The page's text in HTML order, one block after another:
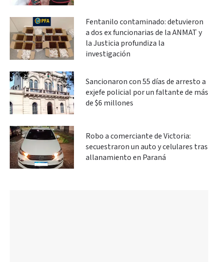
Fentanilo contaminado: detuvieron
a dos ex funcionarias de la ANMAT y
la Justicia profundiza la
investigación
Sancionaron con 55 días de arresto a
exjefe policial por un faltante de más
de $6 millones
Robo a comerciante de Victoria:
secuestraron un auto y celulares tras
allanamiento en Paraná